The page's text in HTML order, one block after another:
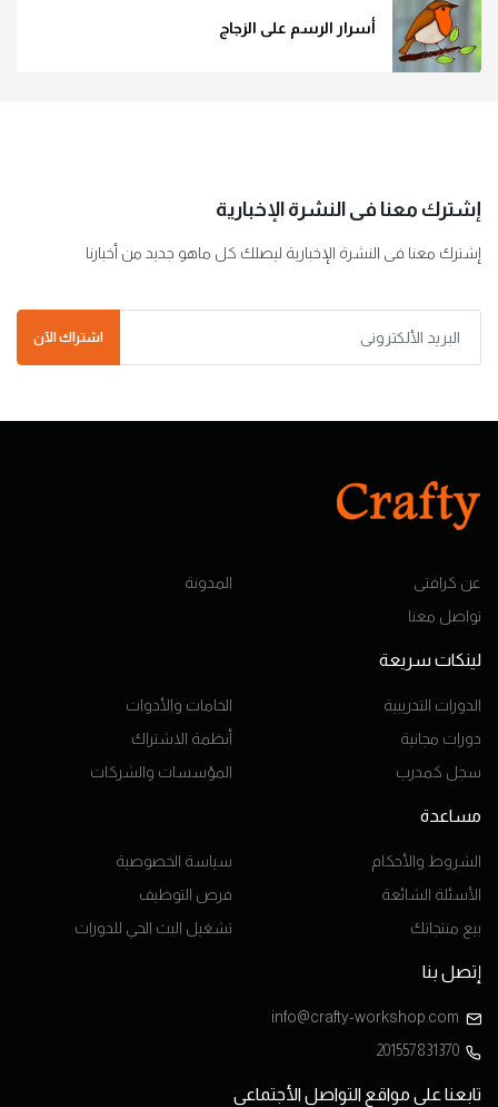
أسرار الرسم على الزجاج
إشترك معنا فى النشرة الإخبارية
إشترك معنا فى النشرة الإخبارية ليصلك كل ماهو جديد من أخبارنا
اشتراك الآن
عن كرافتى
المدونة
تواصل معنا
لينكات سريعة
الدورات التدريبية
الخامات والأدوات
دورات مجانية
أنظمة الاشتراك
سجل كمدرب
المؤسسات والشركات
مساعدة
الشروط والأحكام
سياسة الخصوصية
الأسئلة الشائعة
فرص التوظيف
بيع منتجاتك
تشغيل البث الحي للدورات
إتصل بنا
info@crafty-workshop.com
201557831370
تابعنا على مواقع التواصل الأجتماعى